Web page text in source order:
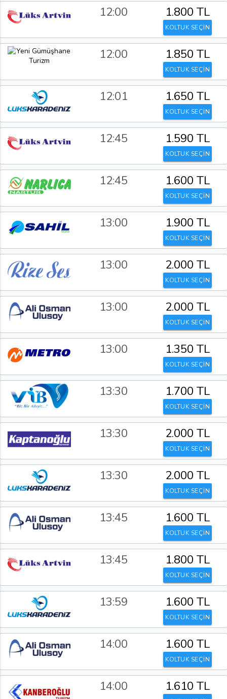
12:00 1.800 TL
KOLTUK SEÇİN
12:00 1.850 TL
KOLTUK SEÇİN
12:01 1.650 TL
KOLTUK SEÇİN
12:45 1.590 TL
KOLTUK SEÇİN
12:45 1.600 TL
KOLTUK SEÇİN
13:00 1.900 TL
KOLTUK SEÇİN
13:00 2.000 TL
KOLTUK SEÇİN
13:00 2.000 TL
KOLTUK SEÇİN
13:00 1.350 TL
KOLTUK SEÇİN
13:30 1.700 TL
KOLTUK SEÇİN
13:30 2.000 TL
KOLTUK SEÇİN
13:30 2.000 TL
KOLTUK SEÇİN
13:45 1.600 TL
KOLTUK SEÇİN
13:45 1.800 TL
KOLTUK SEÇİN
13:59 1.600 TL
KOLTUK SEÇİN
14:00 1.600 TL
KOLTUK SEÇİN
14:00 1.610 TL